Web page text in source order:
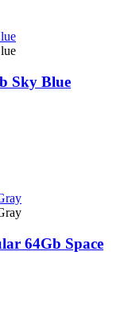
Sky Blue
64Gb Space